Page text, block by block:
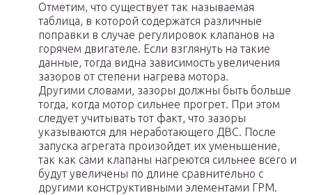
Отметим, что существует так называемая
таблица, в которой содержатся различные
поправки в случае регулировок клапанов на
горячем двигателе. Если взглянуть на такие
данные, тогда видна зависимость увеличения
зазоров от степени нагрева мотора.
Другими словами, зазоры должны быть больше
тогда, когда мотор сильнее прогрет. При этом
следует учитывать тот факт, что зазоры
указываются для неработающего ДВС. После
запуска агрегата произойдет их уменьшение,
так как сами клапаны нагреются сильнее всего и
будут увеличены по длине сравнительно с
другими конструктивными элементами ГРМ.